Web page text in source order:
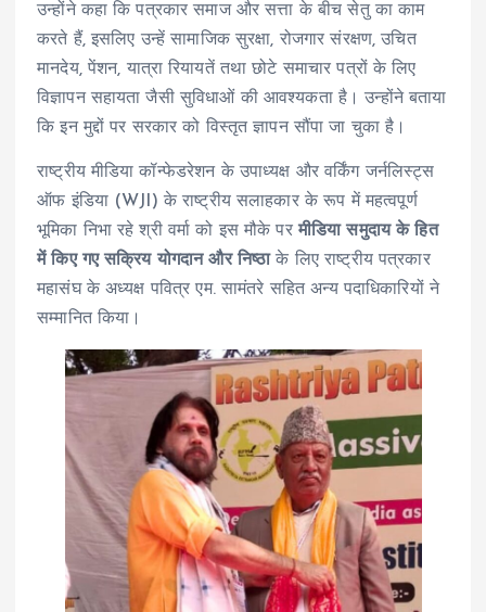
उन्होंने कहा कि पत्रकार समाज और सत्ता के बीच सेतु का काम
करते हैं, इसलिए उन्हें सामाजिक सुरक्षा, रोजगार संरक्षण, उचित
मानदेय, पेंशन, यात्रा रियायतें तथा छोटे समाचार पत्रों के लिए
विज्ञापन सहायता जैसी सुविधाओं की आवश्यकता है। उन्होंने बताया
कि इन मुद्दों पर सरकार को विस्तृत ज्ञापन सौंपा जा चुका है।
राष्ट्रीय मीडिया कॉन्फेडरेशन के उपाध्यक्ष और वर्किंग जर्नलिस्ट्स
ऑफ इंडिया (WJI) के राष्ट्रीय सलाहकार के रूप में महत्वपूर्ण
भूमिका निभा रहे श्री वर्मा को इस मौके परमीडिया समुदाय के हित
में किए गए सक्रिय योगदान और निष्ठाके लिए राष्ट्रीय पत्रकार
महासंघ के अध्यक्ष पवित्र एम. सामंतरे सहित अन्य पदाधिकारियों ने
सम्मानित किया।